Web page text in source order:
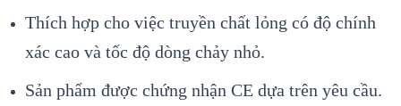
Thích hợp cho việc truyền chất lỏng có độ chính
xác cao và tốc độ dòng chảy nhỏ.
Sản phẩm được chứng nhận CE dựa trên yêu cầu.